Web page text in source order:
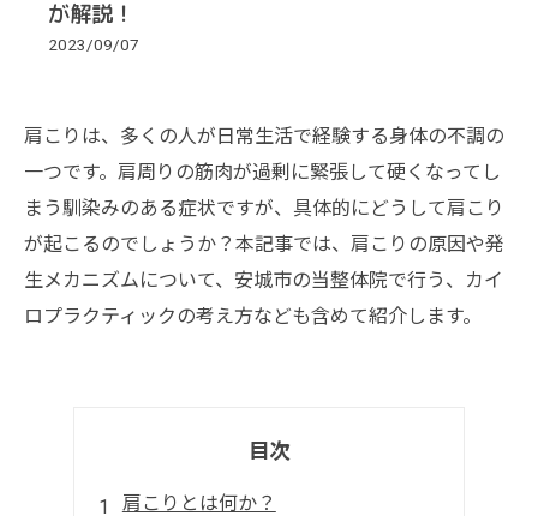
が解説！
2023/09/07
肩こりは、多くの人が日常生活で経験する身体の不調の
一つです。肩周りの筋肉が過剰に緊張して硬くなってし
まう馴染みのある症状ですが、具体的にどうして肩こり
が起こるのでしょうか？本記事では、肩こりの原因や発
生メカニズムについて、安城市の当整体院で行う、カイ
ロプラクティックの考え方なども含めて紹介します。
目次
肩こりとは何か？